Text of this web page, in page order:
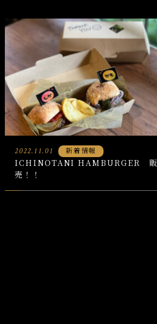
2022.11.01 新着情報
ICHINOTANI HAMBURGER 販
売！！